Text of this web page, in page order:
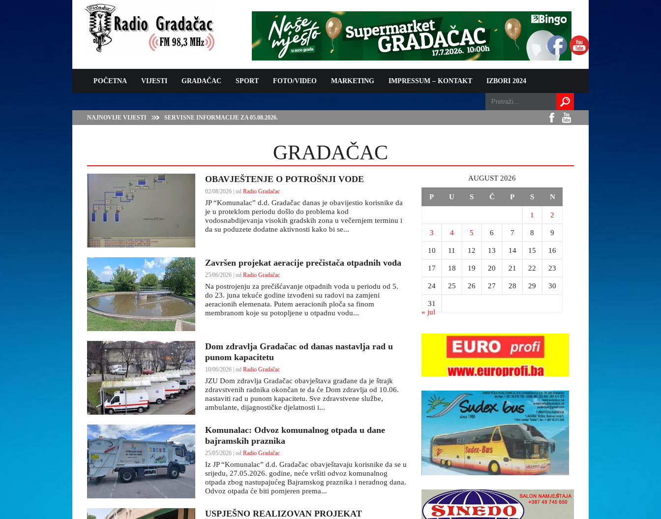
POČETNA VIJESTI GRADAČAC SPORT FOTO/VIDEO MARKETING IMPRESSUM – KONTAKT IZBORI 2024
NAJNOVIJE VIJESTI
JAVNI POZIV ZA PODNOŠENJE ZAHTJEVA ZA OSTVARIVANJE PRAVA NA
SUFINANSIRANJE TROŠKOVA PROVOĐENJA PROGRAMA PREVENTIVNIH MJERA
GRADAČAC
OBAVJEŠTENJE O POTROŠNJI VODE
02/08/2026 | od Radio Gradačac
JP “Komunalac” d.d. Gradačac danas je obavijestio korisnike da
je u proteklom periodu došlo do problema kod
vodosnabdijevanja visokih gradskih zona u večernjem terminu i
da su poduzete dodatne aktivnosti kako bi se...
Završen projekat aeracije prečistača otpadnih voda
25/06/2026 | od Radio Gradačac
Na postrojenju za prečišćavanje otpadnih voda u periodu od 5.
do 23. juna tekuće godine izvođeni su radovi na zamjeni
aeracionih elemenata. Putem aeracionih ploča sa finom
membranom koje su potopljene u otpadnu vodu...
Dom zdravlja Gradačac od danas nastavlja rad u
punom kapacitetu
10/06/2026 | od Radio Gradačac
JZU Dom zdravlja Gradačac obavještava građane da je štrajk
zdravstvenih radnika okončan te da će Dom zdravlja od 10.06.
nastaviti rad u punom kapacitetu. Sve zdravstvene službe,
ambulante, dijagnostičke djelatnosti i...
Komunalac: Odvoz komunalnog otpada u dane
bajramskih praznika
25/05/2026 | od Radio Gradačac
Iz JP “Komunalac” d.d. Gradačac obavještavaju korisnike da se u
srijedu, 27.05.2026. godine, neće vršiti odvoz komunalnog
otpada zbog nastupajućeg Bajramskog praznika i neradnog dana.
Odvoz otpada će biti pomjeren prema...
USPJEŠNO REALIZOVAN PROJEKAT
AUGUST 2026
P U S Č P S N
1 2
3 4 5 6 7 8 9
10 11 12 13 14 15 16
17 18 19 20 21 22 23
24 25 26 27 28 29 30
31
« jul